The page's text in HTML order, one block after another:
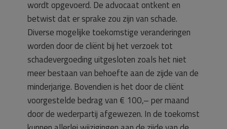
wordt opgevoerd. De advocaat ontkent en
betwist dat er sprake zou zijn van schade.
Diverse mogelijke toekomstige veranderingen
worden door de cliënt bij het verzoek tot
schadevergoeding uitgesloten zoals het niet
meer bestaan van behoefte aan de zijde van de
minderjarige. Bovendien is het door de cliënt
voorgestelde bedrag van € 100,– per maand
door de wederpartij afgewezen. In de toekomst